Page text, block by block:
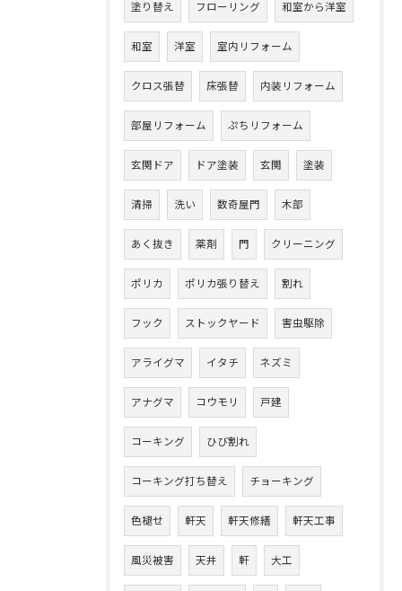
塗り替え フローリング 和室から洋室
和室 洋室 室内リフォーム
クロス張替 床張替 内装リフォーム
部屋リフォーム ぷちリフォーム
玄関ドア ドア塗装 玄関 塗装
清掃 洗い 数奇屋門 木部
あく抜き 薬剤 門 クリーニング
ポリカ ポリカ張り替え 割れ
フック ストックヤード 害虫駆除
アライグマ イタチ ネズミ
アナグマ コウモリ 戸建
コーキング ひび割れ
コーキング打ち替え チョーキング
色褪せ 軒天 軒天修繕 軒天工事
風災被害 天井 軒 大工